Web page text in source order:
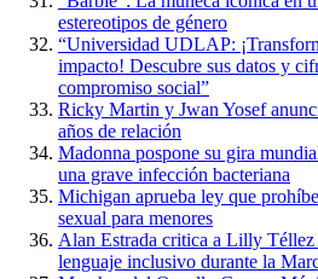
estereotipos de género
“Universidad UDLAP:
impacto! Descubre sus datos y
compromiso social”
Ricky Martin y Jwan Yosef
años de relación
Madonna pospone su gira
una grave infección bacteriana
Michigan aprueba ley que
sexual para menores
Alan Estrada critica a Lilly Téllez
lenguaje inclusivo durante la